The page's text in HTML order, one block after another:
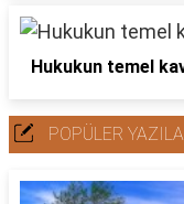
Hukukun temel
POPÜLER